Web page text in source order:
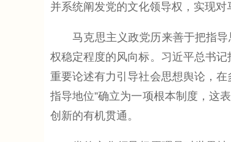
并系统阐发党的文化领导权，实现对
马克思主义政党历来善于把指导
权稳定程度的风向标。习近平总书
重要论述有力引导社会思想舆论，
指导地位”确立为一项根本制度，这
创新的有机贯通。